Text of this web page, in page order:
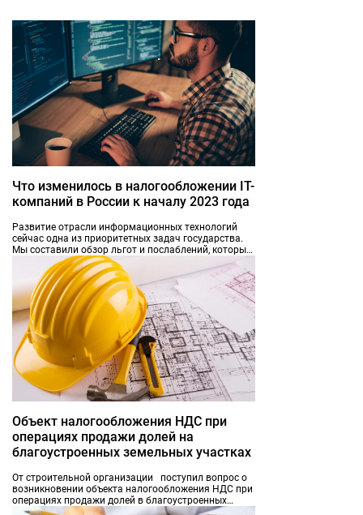
Что изменилось в налогообложении IT-
компаний в России к началу 2023 года
Развитие отрасли информационных технологий
сейчас одна из приоритетных задач государства.
Мы составили обзор льгот и послаблений, которые
приняли власти для стимулирования IT-бизнеса.
Объект налогообложения НДС при
операциях продажи долей на
благоустроенных земельных участках
От строительной организации поступил вопрос о
возникновении объекта налогообложения НДС при
операциях продажи долей в благоустроенных
земельных участках.